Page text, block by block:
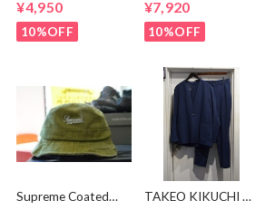
¥4,950
10%OFF
¥7,920
10%OFF
Supreme Coated
TAKEO KIKUCHI ノ